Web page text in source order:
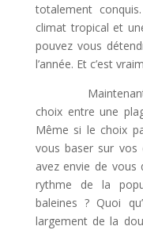
totalement
climat tropical et
pouvez vous
l’année. Et c’est
Maintenant il
choix entre une
Même si le choix
vous baser sur vos
avez envie de vous
rythme de la
baleines ? Quoi
largement de la